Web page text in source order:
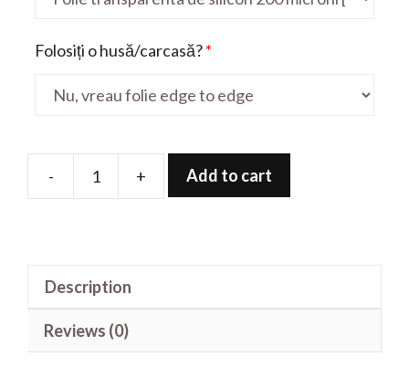
Folosiți o husă/carcasă?*
-
Folie
+ Add to cart
Description
Reviews (0)